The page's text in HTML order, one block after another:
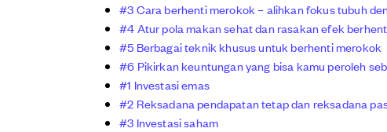
#3 Cara berhenti merokok – alihkan fokus tubuh
#4 Atur pola makan sehat dan rasakan efek
#5 Berbagai teknik khusus untuk berhenti merokok
#6 Pikirkan keuntungan yang bisa kamu peroleh
#1 Investasi emas
#2 Reksadana pendapatan tetap dan reksadana
#3 Investasi saham